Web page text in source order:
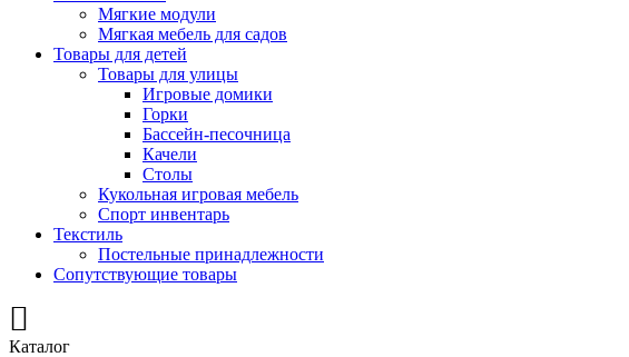
Мягкие модули
Мягкая мебель для садов
Товары для детей
Товары для улицы
Игровые домики
Горки
Бассейн-песочница
Качели
Столы
Кукольная игровая мебель
Спорт инвентарь
Текстиль
Постельные принадлежности
Сопутствующие товары
Каталог